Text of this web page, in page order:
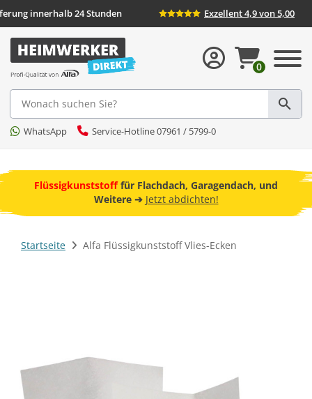
Lieferung innerhalb 24 Stunden Exzellent 4,9 von 5,00
Suche
WhatsApp Service-Hotline 07961 / 5799-0
0
Flüssigkunststofffür Flachdach, Garagendach, und
Weitere ➔ Jetzt abdichten!
Startseite Alfa Flüssigkunststoff Vlies-Ecken